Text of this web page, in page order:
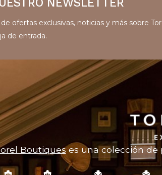
ofertas exclusivas, noticias y más sobre
de entrada.
Boutiqueses una colección de